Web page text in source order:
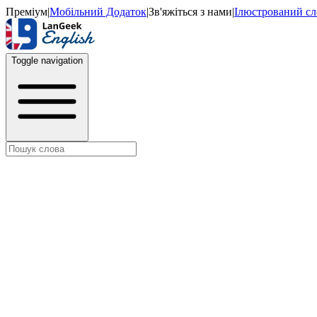
Преміум|Мобільний Додаток|Зв'яжіться з нами|Ілюстрований
Toggle navigation